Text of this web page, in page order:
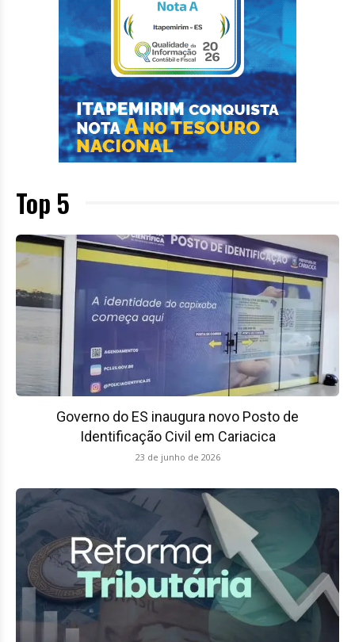
Top 5
Governo do ES inaugura novo Posto de
Identificação Civil em Cariacica
23 de junho de 2026